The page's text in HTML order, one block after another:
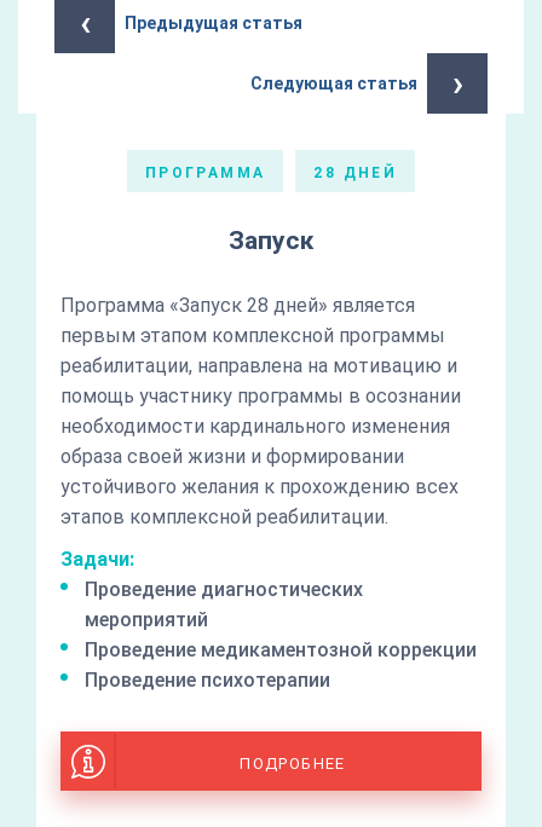
‹ Предыдущая статья
Следующая статья ›
ПРОГРАММА 28 ДНЕЙ
Запуск
Программа «Запуск 28 дней» является
первым этапом комплексной программы
реабилитации, направлена на мотивацию и
помощь участнику программы в осознании
необходимости кардинального изменения
образа своей жизни и формировании
устойчивого желания к прохождению всех
этапов комплексной реабилитации.
Задачи:
Проведение диагностических
мероприятий
Проведение медикаментозной коррекции
Проведение психотерапии
ПОДРОБНЕЕ